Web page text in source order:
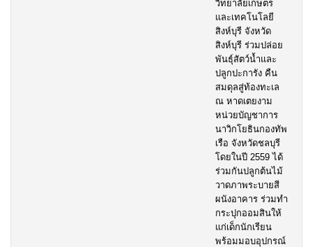
วิทยาลัยเกษตร
และเทคโนโลยี
สิงห์บุรี จังหวัด
สิงห์บุรี ร่วมปล่อย
พันธุ์สัตว์น้ำและ
ปลูกปะการัง คืน
สมดุลสู่ท้องทะเล
ณ หาดเตยงาม
หน่วยบัญชาการ
นาวิกโยธินกองทัพ
เรือ จังหวัดชลบุรี
โดยในปี 2559 ได้
ร่วมกันปลูกต้นไม้
วาดภาพระบายสี
ผนังอาคาร ร่วมทำ
กระปุกออมสินให้
แก่เด็กนักเรียน
พร้อมมอบอุปกรณ์